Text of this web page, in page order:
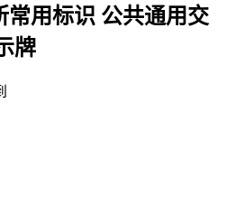
常用标识 公共通用交
牌